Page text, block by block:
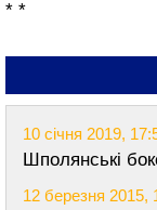
* *
10 січня 2019,
Шполянські
12 березня 2015,